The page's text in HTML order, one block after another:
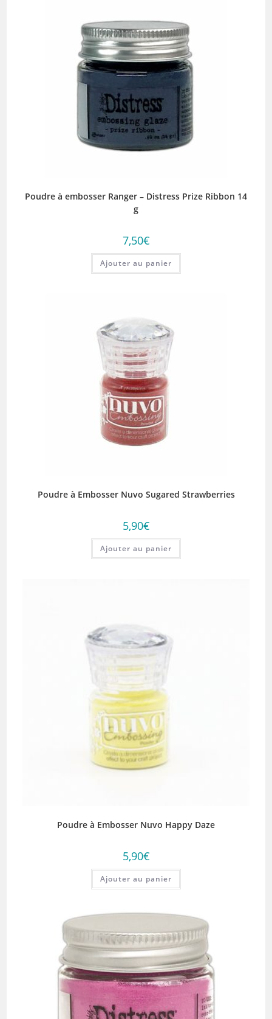
Poudre à embosser Ranger – Distress Prize Ribbon 14
g
7,50€
Ajouter au panier
Poudre à Embosser Nuvo Sugared Strawberries
5,90€
Ajouter au panier
Poudre à Embosser Nuvo Happy Daze
5,90€
Ajouter au panier